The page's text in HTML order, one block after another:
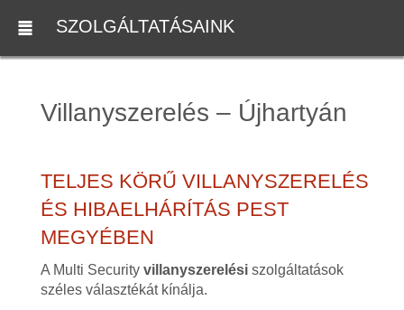
SZOLGÁLTATÁSAINK
Villanyszerelés – Újhartyán
TELJES KÖRŰ VILLANYSZERELÉS
ÉS HIBAELHÁRÍTÁS PEST
MEGYÉBEN
A Multi Security villanyszerelésiszolgáltatások
széles választékát kínálja.